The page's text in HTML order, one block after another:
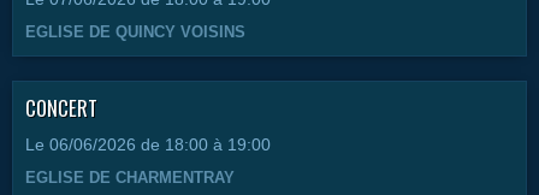
EGLISE DE QUINCY VOISINS
CONCERT
Le 06/06/2026 de 18:00 à 19:00
EGLISE DE CHARMENTRAY